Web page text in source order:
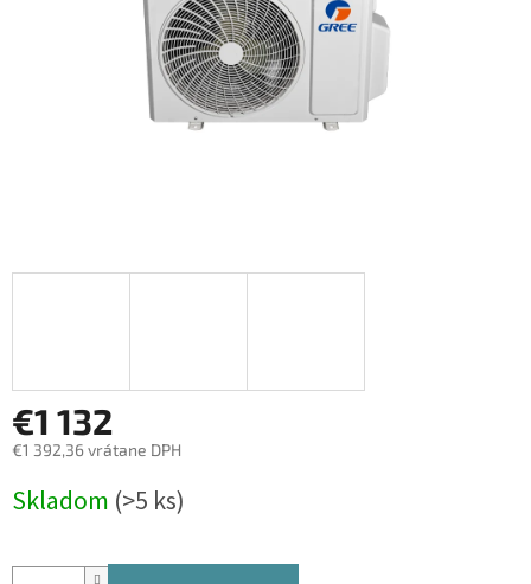
€1 132
€1 392,36 vrátane DPH
cena:
Skladom (>5 ks)